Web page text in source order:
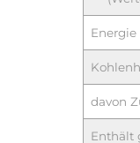
Energie
davon
Enthält